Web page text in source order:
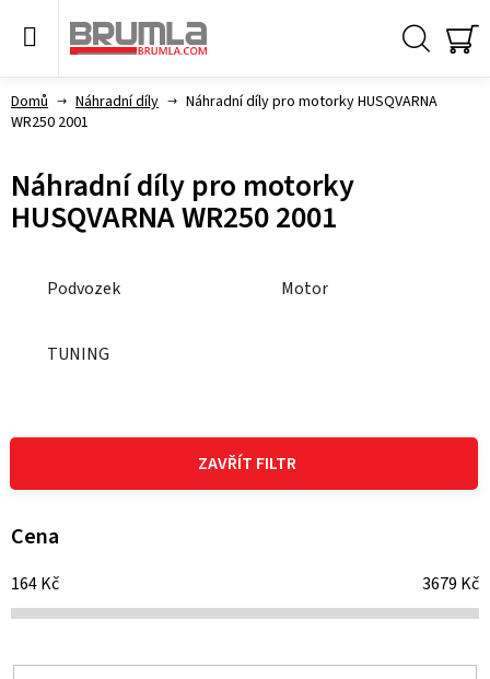
Domů Náhradní díly
Náhradní díly pro motorky HUSQVARNA
WR250 2001
Náhradní díly pro motorky
HUSQVARNA WR250 2001
Podvozek Motor
TUNING
ZAVŘÍT FILTR
Cena
164Kč 3679 Kč
V
p
i
p
r
o